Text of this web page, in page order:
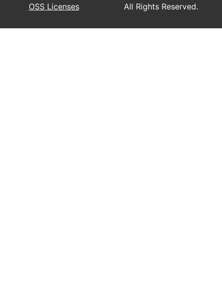
OSS Licenses
All Rights Reserved.